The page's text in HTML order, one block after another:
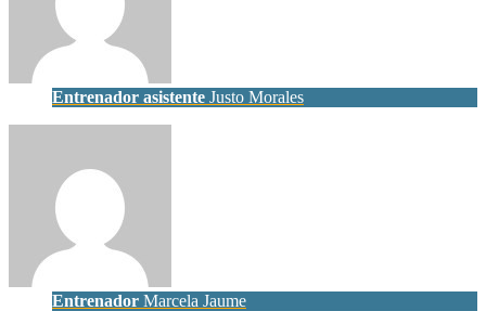
Entrenador asistente Justo Morales
Entrenador Marcela Jaume